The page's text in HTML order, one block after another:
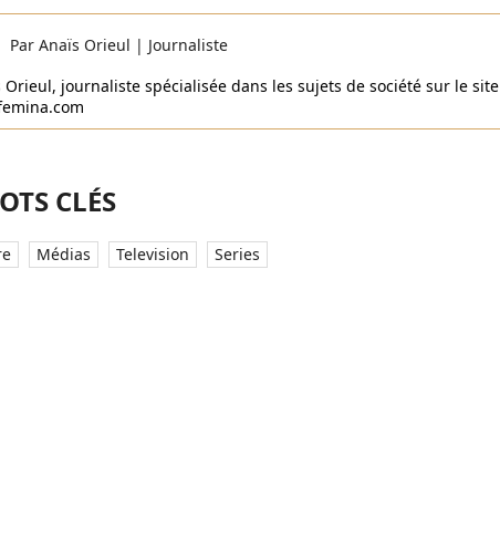
Par Anaïs Orieul | Journaliste
Orieul, journaliste spécialisée dans les sujets de société sur le site
CLÉS
Médias Television Series